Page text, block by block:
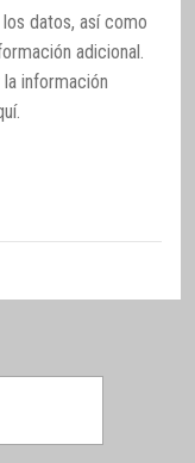
datos, así como
adicional.
información
.